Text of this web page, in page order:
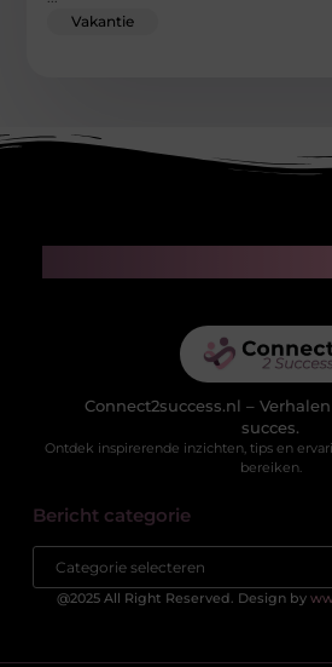
Vakantie
Connect2success.nl –
succes.
Ontdek inspirerende inzichten, tips en
bereiken.
Bericht categorie
@2025 All Right Reserved. Design by